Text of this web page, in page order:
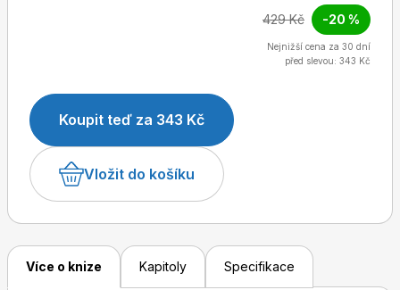
Dětské časopisy
Burda Best of
429 Kč -20 %
Nejnižší cena za 30 dní
před slevou: 343 Kč
Koupit teď za 343 Kč
Vložit do košíku
Více o knize Kapitoly Specifikace